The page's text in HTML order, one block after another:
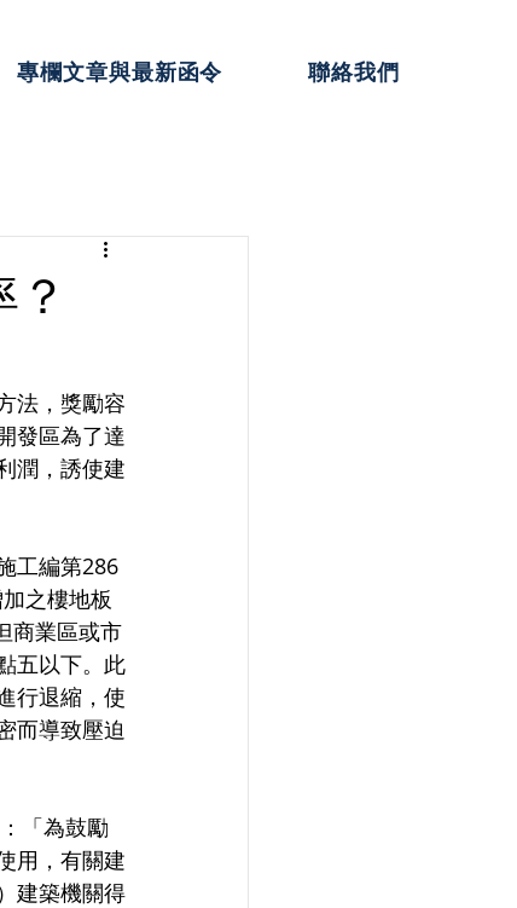
專欄文章與最新函令 聯絡我們
法，獎勵容
發區為了達
潤，誘使建
工編第286
之樓地板
商業區或市
五以下。此
行退縮，使
而導致壓迫
「為鼓勵
用，有關建
建築機關得